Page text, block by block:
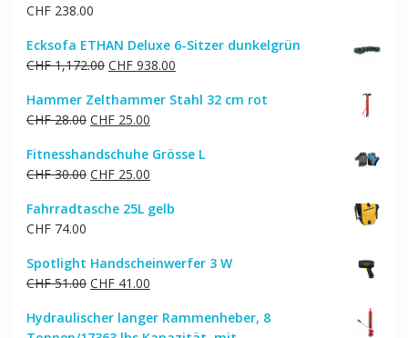
CHF238.00
Ecksofa ETHAN Deluxe 6-Sitzer dunkelgrün
CHF1,172.00 Ursprünglicher
war:
CHF 1,172.00
CHF938.00Aktueller
ist:
Hammer Zelthammer Stahl 32 cm rot
CHF28.00 Ursprünglicher
war:
CHF 28.00
CHF25.00Aktueller
ist:
CHF 25.00.
Fitnesshandschuhe Grösse L
CHF30.00 Ursprünglicher
war:
CHF25.00Aktueller
ist:
Fahrradtasche 25L gelb
CHF74.00
Spotlight Handscheinwerfer 3 W
CHF51.00 Ursprünglicher
war:
CHF41.00Aktueller
ist:
Hydraulischer langer Rammenheber, 8